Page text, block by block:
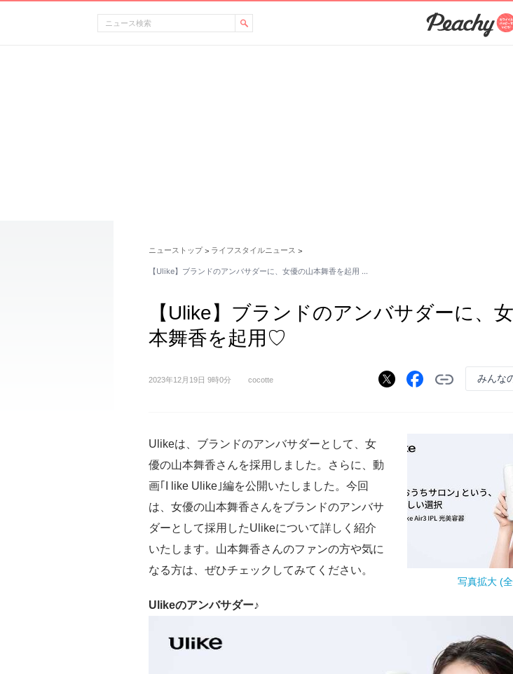
ニューストップ > ライフスタイルニュース >
【Ulike】ブランドのアンバサダーに、女優の山本舞香を起用 …
【Ulike】ブランドのアンバサダーに、
本舞香を起用♡
2023年12月19日 9時0分 cocotte みんな
写真拡大 (
Ulikeは、ブランドのアンバサダーとして、女
優の山本舞香さんを採用しました。さらに、動
画｢I like Ulike｣編を公開いたしました。今回
は、女優の山本舞香さんをブランドのアンバサ
ダーとして採用したUlikeについて詳しく紹介
いたします。山本舞香さんのファンの方や気に
なる方は、ぜひチェックしてみてください。
Ulikeのアンバサダー♪